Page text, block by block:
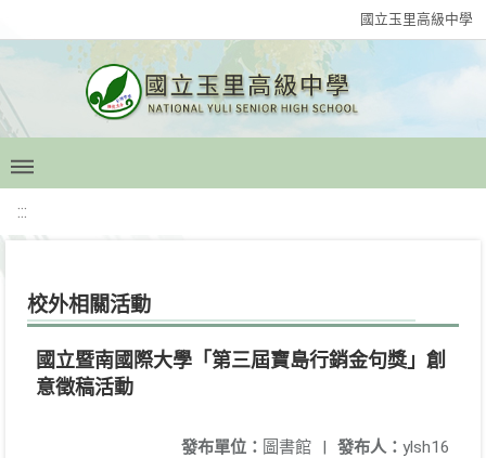
國立玉里高級中學
:::
校外相關活動
國立暨南國際大學「第三屆寶島行銷金句獎」創
意徵稿活動
發布人： ylsh16
發布單位： 圖書館 |